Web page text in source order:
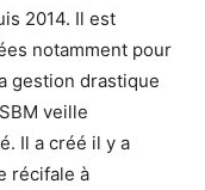
2014. Il est
notamment pour
gestion drastique
veille
Il a créé il y a
récifale à